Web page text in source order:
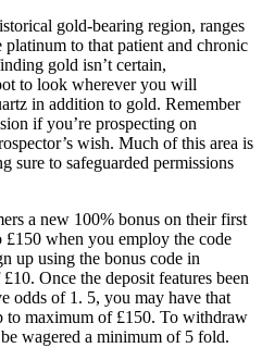
gold-bearing region, ranges
to that patient and chronic
gold isn’t certain,
to look wherever you will
in addition to gold. Remember
if you’re prospecting on
wish. Much of this area is
sure to safeguarded permissions
a new 100% bonus on their first
£150 when you employ the code
up using the bonus code in
Once the deposit features been
odds of 1. 5, you may have that
to maximum of £150. To withdraw
wagered a minimum of 5 fold.